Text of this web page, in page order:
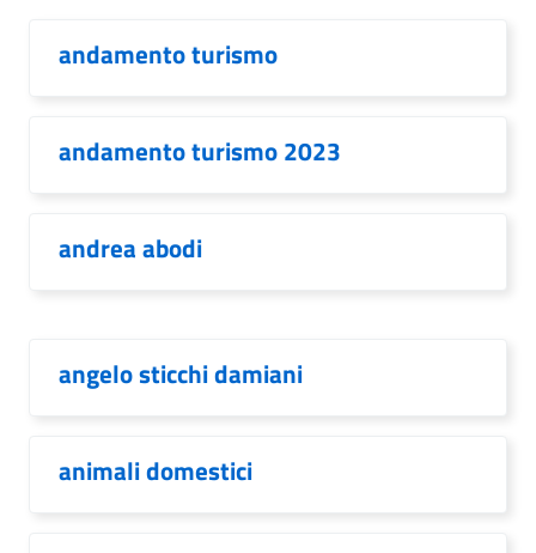
andamento turismo
andamento turismo 2023
andrea abodi
angelo sticchi damiani
animali domestici